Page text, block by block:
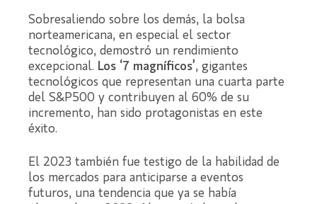
Sobresaliendo sobre los demás, la bolsa
norteamericana, en especial el sector
tecnológico, demostró un rendimiento
excepcional. Los ‘7 magníficos’, gigantes
tecnológicos que representan una cuarta parte
del S&P500 y contribuyen al 60% de su
incremento, han sido protagonistas en este
éxito.
El 2023 también fue testigo de la habilidad de
los mercados para anticiparse a eventos
futuros, una tendencia que ya se había